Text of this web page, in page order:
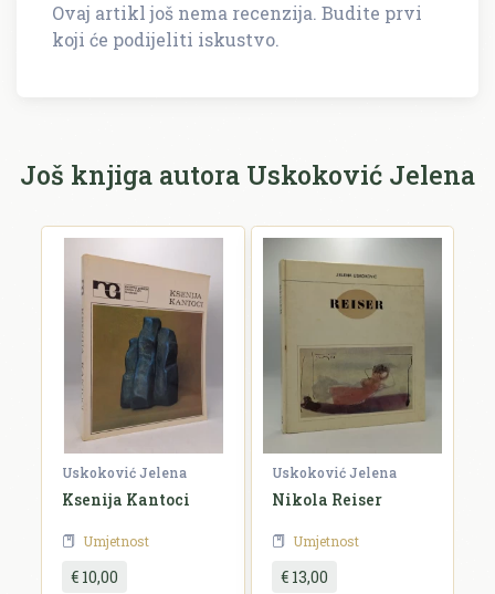
Napišite recenziju
E-mail se ne prikazuje javno.
Ocjena *
Komentar *
Ovaj artikl još nema recenzija. Budite prvi
koji će podijeliti iskustvo.
Još knjiga autora Uskoković Jelena
Uskoković Jelena
Ksenija Kantoci
Umjetnost
€ 10,00
Uskoković Jelena
Nikola Reiser
Umjetnost
€ 13,00